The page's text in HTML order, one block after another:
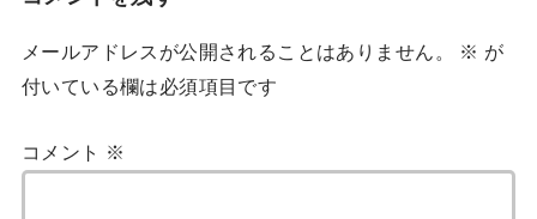
メールアドレスが公開されることはありません。 ※ が
付いている欄は必須項目です
コメント ※